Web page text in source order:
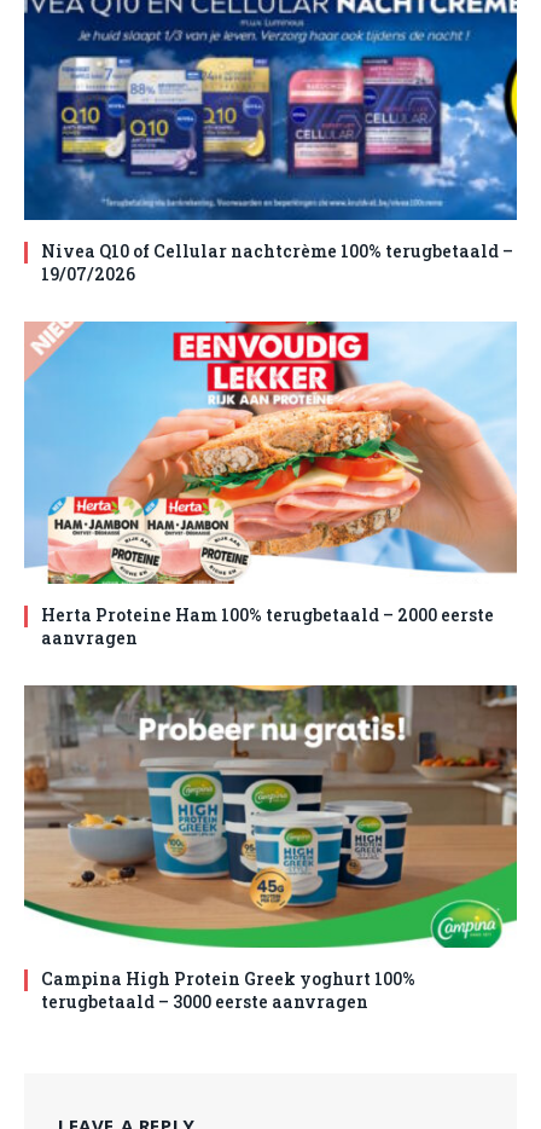
Nivea Q10 of Cellular nachtcrème 100% terugbetaald –
19/07/2026
Herta Proteine Ham 100% terugbetaald – 2000 eerste
aanvragen
Campina High Protein Greek yoghurt 100%
terugbetaald – 3000 eerste aanvragen